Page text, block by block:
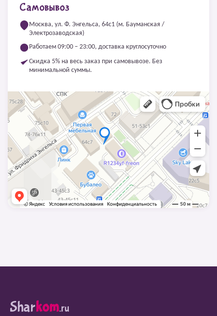
Самовывоз
Москва, ул. Ф. Энгельса, 64с1 (м. Бауманская /
Электрозаводская)
Работаем 09:00 – 23:00, доставка круглосуточно
Скидка 5% на весь заказ при самовывозе. Без
минимальной суммы.
Sharkom.ru